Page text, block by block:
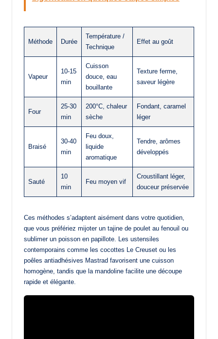
Méthode Durée
Température /
Technique
Effet au goût
Vapeur
10-15
min
Cuisson
douce, eau
bouillante
Texture ferme,
saveur légère
Four
25-30
min
200°C, chaleur
sèche
Fondant, caramel
léger
Braisé
30-40
min
Feu doux,
liquide
aromatique
Tendre, arômes
développés
Sauté
10
min
Feu moyen vif
Croustillant léger,
douceur préservée
Ces méthodes s’adaptent aisément dans votre quotidien,
que vous préfériez mijoter un tajine de poulet au fenouil ou
sublimer un poisson en papillote. Les ustensiles
contemporains comme les cocottes Le Creuset ou les
poêles antiadhésives Mastrad favorisent une cuisson
homogène, tandis que la mandoline facilite une découpe
rapide et élégante.